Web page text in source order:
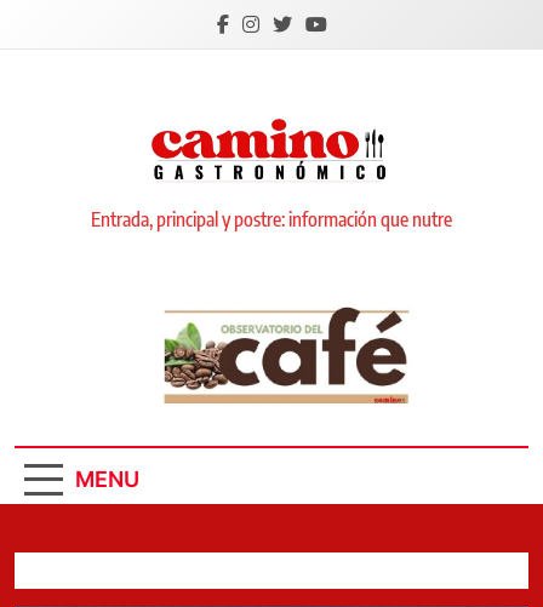
Camino Gastronómico
Entrada, principal y postre: información que nutre
MENU